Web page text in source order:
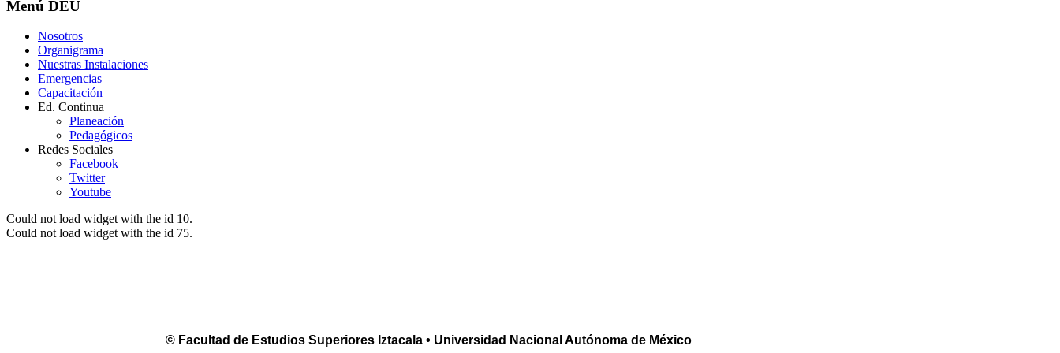
Menú DEU
Nosotros
Organigrama
Nuestras Instalaciones
Emergencias
Capacitación
Ed. Continua
Planeación
Pedagógicos
Redes Sociales
Facebook
Twitter
Youtube
Could not load widget with the id 10.
Could not load widget with the id 75.
© Facultad de Estudios Superiores Iztacala • Universidad Nacional Autónoma de México